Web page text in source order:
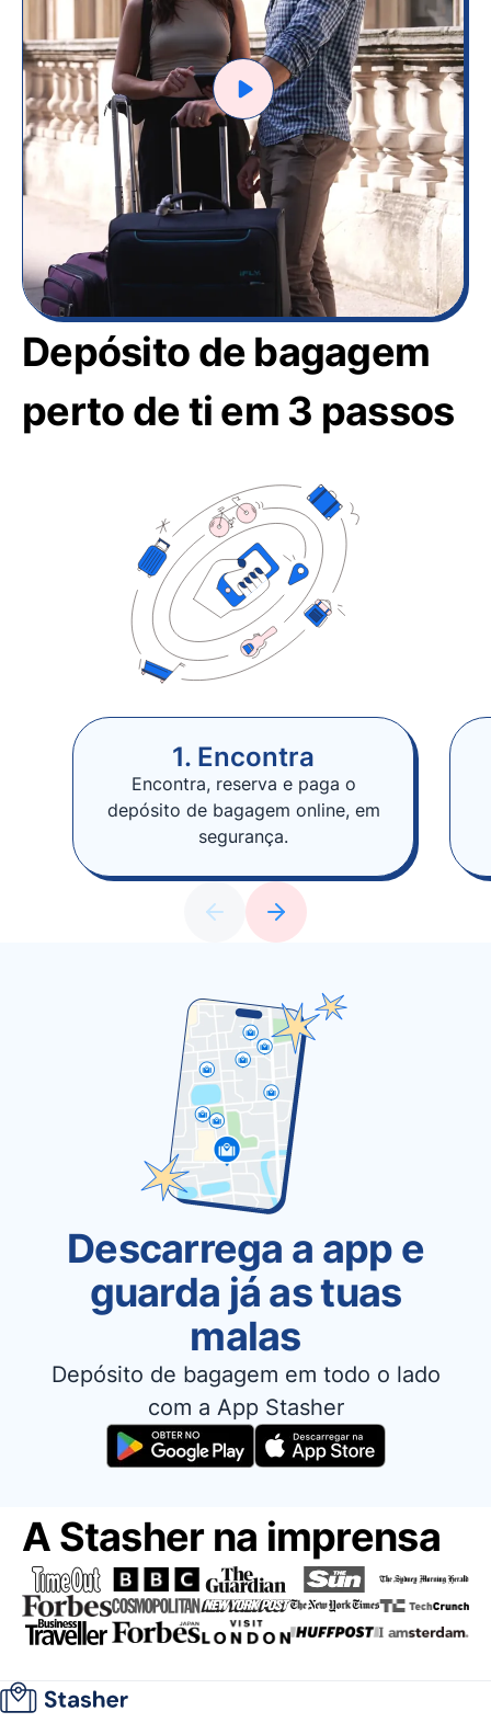
Depósito de bagagem
perto de ti em 3 passos
1. Encontra
Encontra, reserva e paga o
depósito de bagagem online, em
segurança.
Descarrega a app e
guarda já as tuas
malas
Depósito de bagagem em todo o lado
com a App Stasher
A Stasher na imprensa